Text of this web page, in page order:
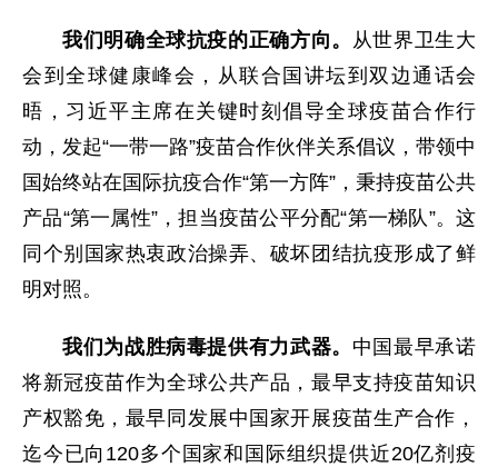
我们明确全球抗疫的正确方向。 从世界卫生大
会到全球健康峰会，从联合国讲坛到双边通话会
晤，习近平主席在关键时刻倡导全球疫苗合作行
动，发起“一带一路”疫苗合作伙伴关系倡议，带领中
国始终站在国际抗疫合作“第一方阵”，秉持疫苗公共
产品“第一属性”，担当疫苗公平分配“第一梯队”。这
同个别国家热衷政治操弄、破坏团结抗疫形成了鲜
明对照。
我们为战胜病毒提供有力武器。 中国最早承诺
将新冠疫苗作为全球公共产品，最早支持疫苗知识
产权豁免，最早同发展中国家开展疫苗生产合作，
迄今已向120多个国家和国际组织提供近20亿剂疫